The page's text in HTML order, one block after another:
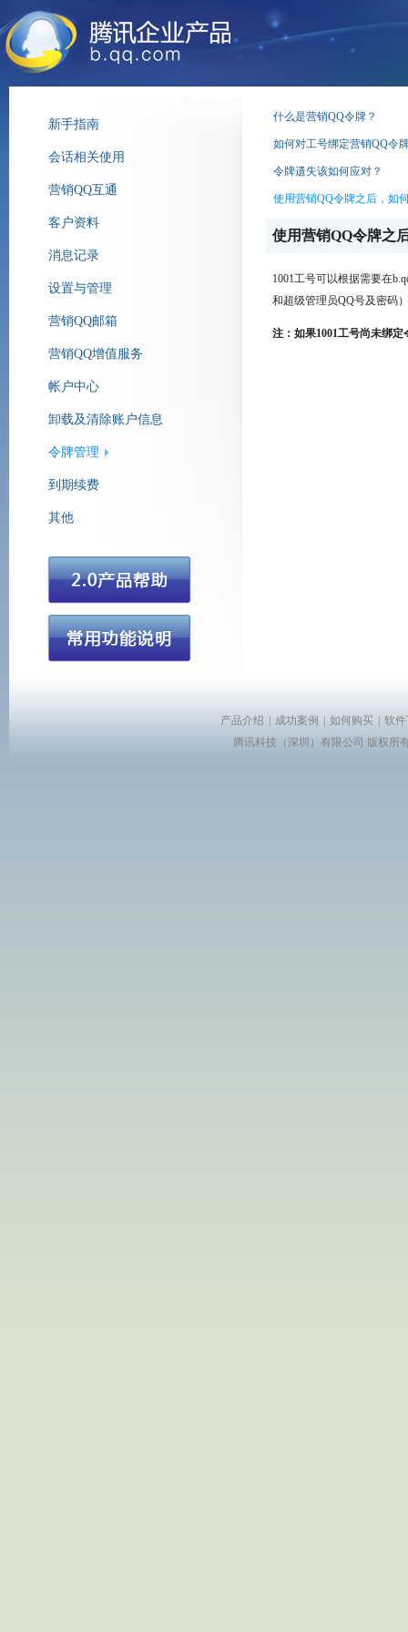
新手指南
会话相关使用
营销QQ互通
客户资料
消息记录
设置与管理
营销QQ邮箱
营销QQ增值服务
帐户中心
卸载及清除账户信息
令牌管理
到期续费
其他
什么是营销QQ令牌？
如何对工号绑定营销QQ令
令牌遗失该如何应对？
使用营销QQ令牌之后，如
使用营销QQ令牌之
1001工号可以根据需要在
和超级管理员QQ号及密码
注：如果1001工号尚未绑
产品介绍 成功案例 如何购买
软
腾讯科技（深圳）有限公司 版权所